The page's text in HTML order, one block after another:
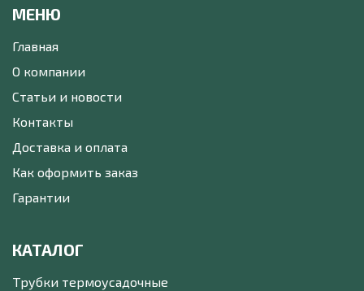
МЕНЮ
Главная
О компании
Статьи и новости
Контакты
Доставка и оплата
Как оформить заказ
Гарантии
КАТАЛОГ
Трубки термоусадочные